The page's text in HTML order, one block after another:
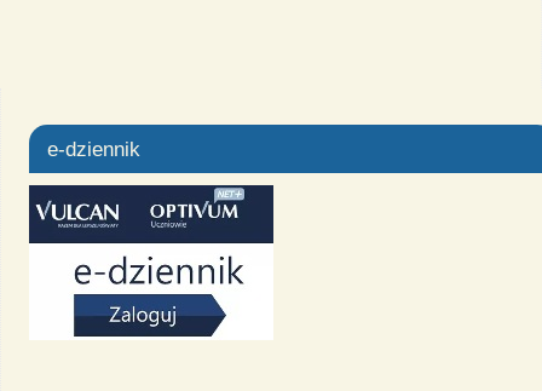
e-dziennik